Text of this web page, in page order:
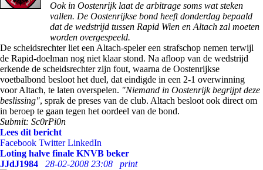
Ook in Oostenrijk laat de arbitrage soms wat steken
vallen. De Oostenrijkse bond heeft donderdag bepaald
dat de wedstrijd tussen Rapid Wien en Altach zal moeten
worden overgespeeld.
De scheidsrechter liet een Altach-speler een strafschop nemen terwijl
de Rapid-doelman nog niet klaar stond. Na afloop van de wedstrijd
erkende de scheidsrechter zijn fout, waarna de Oostenrijkse
voetbalbond besloot het duel, dat eindigde in een 2-1 overwinning
voor Altach, te laten overspelen. "Niemand in Oostenrijk begrijpt deze
beslissing", sprak de preses van de club. Altach besloot ook direct om
in beroep te gaan tegen het oordeel van de bond.
Submit: Sc0rPi0n
Lees dit bericht
Facebook Twitter LinkedIn
Loting halve finale KNVB beker
JJdJ1984
28-02-2008 23:08
print